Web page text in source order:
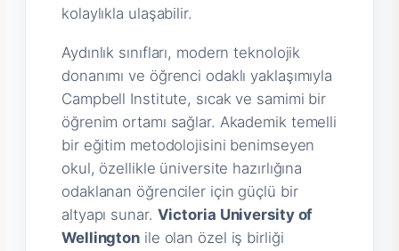
kolaylıkla ulaşabilir.
Aydınlık sınıfları, modern teknolojik
donanımı ve öğrenci odaklı yaklaşımıyla
Campbell Institute, sıcak ve samimi bir
öğrenim ortamı sağlar. Akademik temelli
bir eğitim metodolojisini benimseyen
okul, özellikle üniversite hazırlığına
odaklanan öğrenciler için güçlü bir
altyapı sunar. Victoria University of
Wellington ile olan özel iş birliği